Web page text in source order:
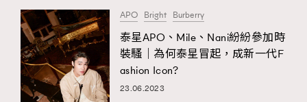
APO Bright Burberry
泰星APO、Mile、Nani紛紛參加時
裝騷｜為何泰星冒起，成新一代F
ashion Icon?
23.06.2023